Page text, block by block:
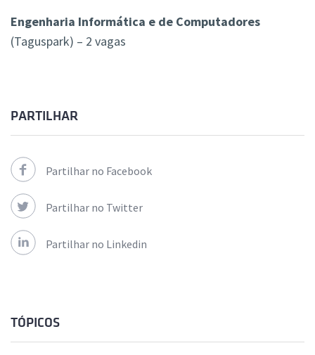
Engenharia Informática e de Computadores
(Taguspark) – 2 vagas
PARTILHAR
Partilhar no Facebook
Partilhar no Twitter
Partilhar no Linkedin
TÓPICOS